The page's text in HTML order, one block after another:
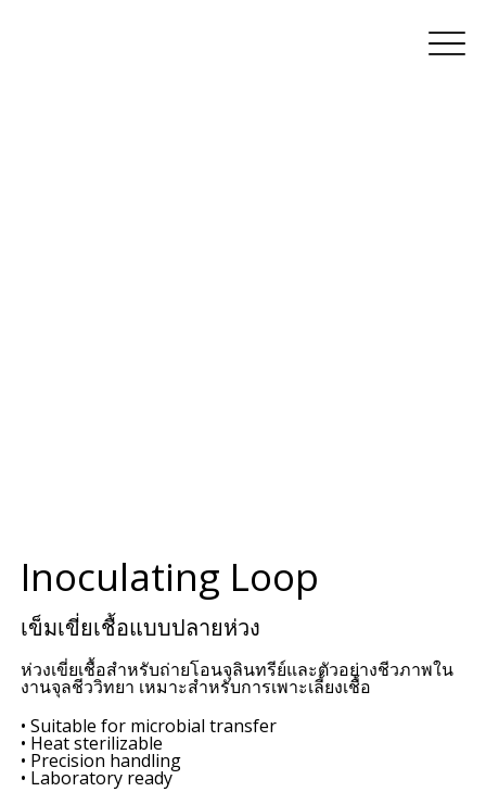
Inoculating Loop
เข็มเขี่ยเชื้อแบบปลายห่วง
ห่วงเขี่ยเชื้อสำหรับถ่ายโอนจุลินทรีย์และตัวอย่างชีวภาพใน
งานจุลชีววิทยา เหมาะสำหรับการเพาะเลี้ยงเชื้อ
• Suitable for microbial transfer
• Heat sterilizable
• Precision handling
• Laboratory ready